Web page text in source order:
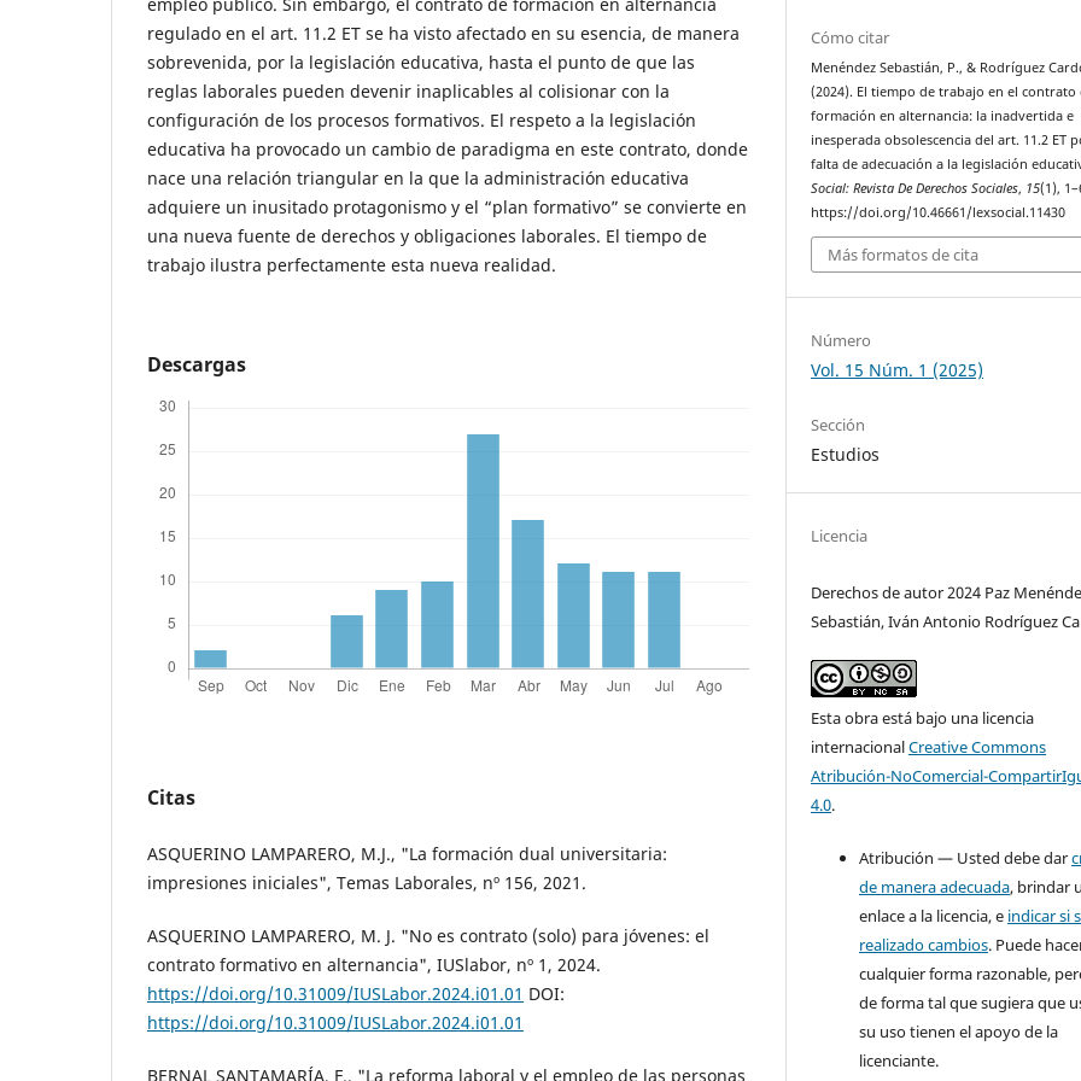
regulado en el art. 11.2 ET se ha visto afectado en su esencia, de manera
sobrevenida, por la legislación educativa, hasta el punto de que las
reglas laborales pueden devenir inaplicables al colisionar con la
configuración de los procesos formativos. El respeto a la legislación
educativa ha provocado un cambio de paradigma en este contrato, donde
nace una relación triangular en la que la administración educativa
adquiere un inusitado protagonismo y el “plan formativo” se convierte en
una nueva fuente de derechos y obligaciones laborales. El tiempo de
trabajo ilustra perfectamente esta nueva realidad.
Descargas
Citas
ASQUERINO LAMPARERO, M.J., "La formación dual universitaria:
impresiones iniciales", Temas Laborales, nº 156, 2021.
ASQUERINO LAMPARERO, M. J. "No es contrato (solo) para jóvenes: el
contrato formativo en alternancia", IUSlabor, nº 1, 2024.
https://doi.org/10.31009/IUSLabor.2024.i01.01 DOI:
https://doi.org/10.31009/IUSLabor.2024.i01.01
BERNAL SANTAMARÍA, F., "La reforma laboral y el empleo de las personas
Cómo citar
Menéndez Sebastián, P., & Rodríguez
(2024). El tiempo de trabajo en el contrato
formación en alternancia: la inadvertida e
inesperada obsolescencia del art. 11.2 ET
falta de adecuación a la legislación
Social: Revista De Derechos Sociales, 15(1),
https://doi.org/10.46661/lexsocial.11430
Más formatos de cita
Número
Vol. 15 Núm. 1 (2025)
Sección
Estudios
Licencia
Derechos de autor 2024 Paz
Sebastián, Iván Antonio Rodríguez
Esta obra está bajo una licencia
internacionalCreative Commons
Atribución-NoComercial-
4.0.
Atribución — Usted debe dar
de manera adecuada, brindar
enlace a la licencia, e indicar si
realizado cambios. Puede
cualquier forma razonable,
de forma tal que sugiera que
su uso tienen el apoyo de la
licenciante.